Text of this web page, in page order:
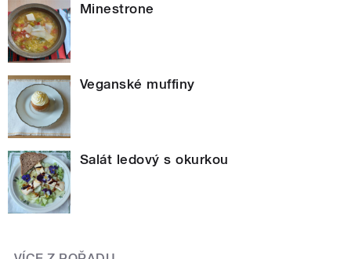
Minestrone
Veganské muffiny
Salát ledový s okurkou